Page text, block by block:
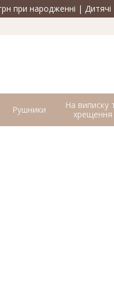
при народженні | Дитячі
Рушники
На виписку
хрещення